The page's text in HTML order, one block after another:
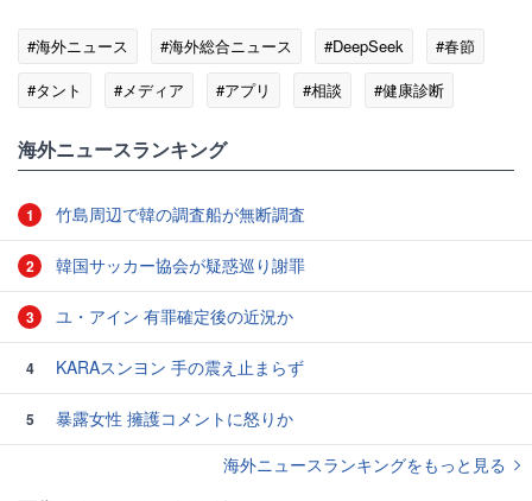
#海外ニュース #海外総合ニュース #DeepSeek
#春節
#タント
#メディア #アプリ #相談
#健康診断
海外ニュースランキング
1 竹島周辺で韓の調査船が無断調査
2 韓国サッカー協会が疑惑巡り謝罪
3 ユ・アイン 有罪確定後の近況か
4 KARAスンヨン 手の震え止まらず
5
暴露女性 擁護コメントに怒りか
海外ニュースランキングをもっと見る